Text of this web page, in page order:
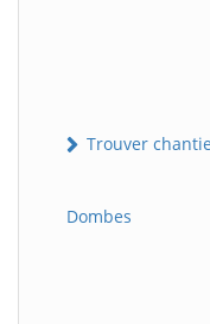
Trouver
Dombes